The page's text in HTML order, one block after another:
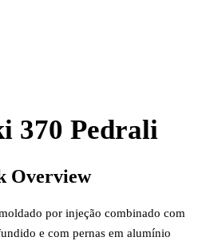
370 Pedrali
Overview
por injeção combinado com
e com pernas em alumínio